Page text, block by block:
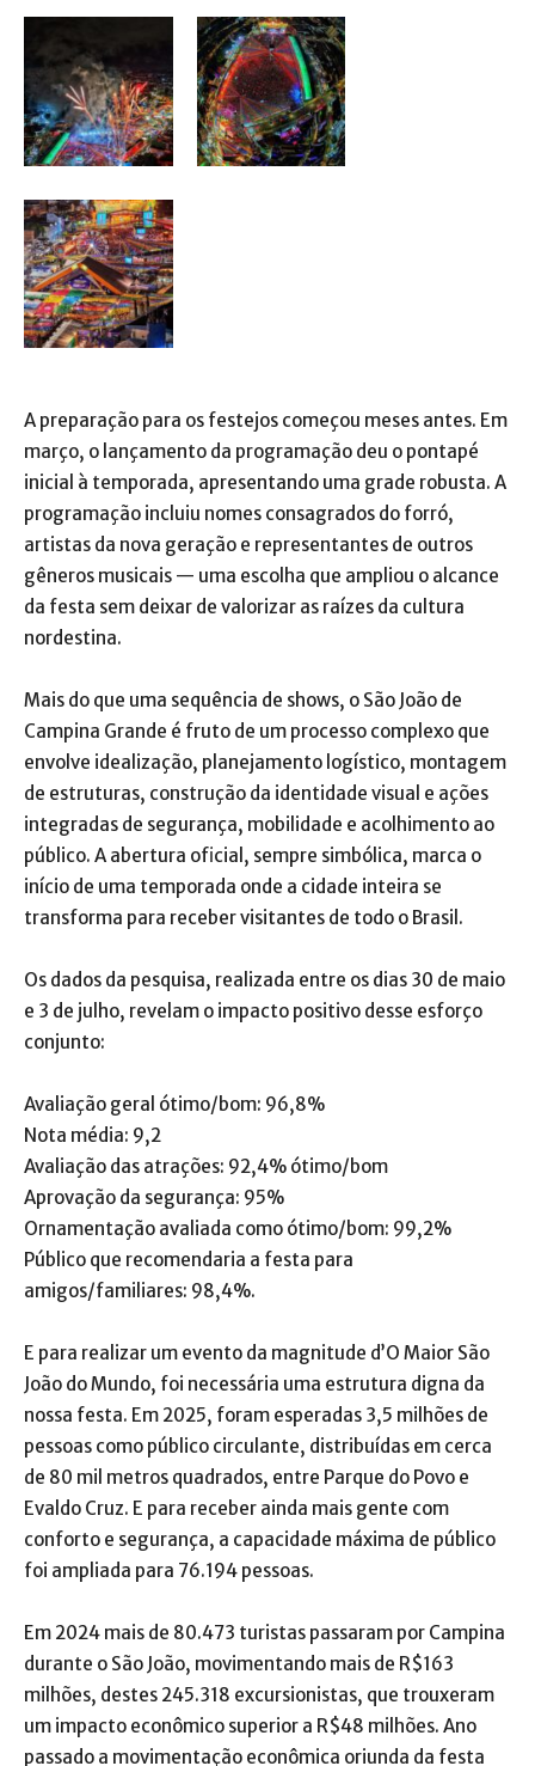
A preparação para os festejos começou meses antes. Em
março, o lançamento da programação deu o pontapé
inicial à temporada, apresentando uma grade robusta. A
programação incluiu nomes consagrados do forró,
artistas da nova geração e representantes de outros
gêneros musicais — uma escolha que ampliou o alcance
da festa sem deixar de valorizar as raízes da cultura
nordestina.
Mais do que uma sequência de shows, o São João de
Campina Grande é fruto de um processo complexo que
envolve idealização, planejamento logístico, montagem
de estruturas, construção da identidade visual e ações
integradas de segurança, mobilidade e acolhimento ao
público. A abertura oficial, sempre simbólica, marca o
início de uma temporada onde a cidade inteira se
transforma para receber visitantes de todo o Brasil.
Os dados da pesquisa, realizada entre os dias 30 de maio
e 3 de julho, revelam o impacto positivo desse esforço
conjunto:
Avaliação geral ótimo/bom: 96,8%
Nota média: 9,2
Avaliação das atrações: 92,4% ótimo/bom
Aprovação da segurança: 95%
Ornamentação avaliada como ótimo/bom: 99,2%
Público que recomendaria a festa para
amigos/familiares: 98,4%.
E para realizar um evento da magnitude d’O Maior São
João do Mundo, foi necessária uma estrutura digna da
nossa festa. Em 2025, foram esperadas 3,5 milhões de
pessoas como público circulante, distribuídas em cerca
de 80 mil metros quadrados, entre Parque do Povo e
Evaldo Cruz. E para receber ainda mais gente com
conforto e segurança, a capacidade máxima de público
foi ampliada para 76.194 pessoas.
Em 2024 mais de 80.473 turistas passaram por Campina
durante o São João, movimentando mais de R$163
milhões, destes 245.318 excursionistas, que trouxeram
um impacto econômico superior a R$48 milhões. Ano
passado a movimentação econômica oriunda da festa